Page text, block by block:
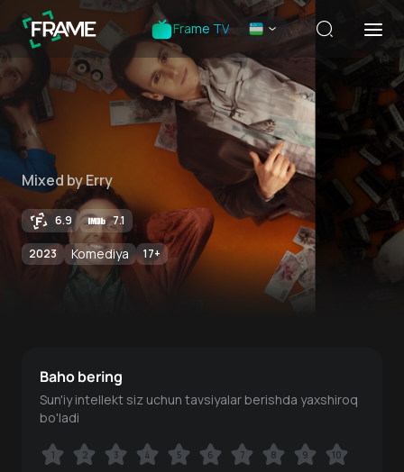
Frame TV
Mixed by Erry
6.9 7.1
2023 Komediya 17+
Baho bering
Sun'iy intellekt siz uchun tavsiyalar berishda yaxshiroq
bo'ladi
1 2 3 4 5 6 7 8 9 10
1 2 3 4 5 6 7 8 9 10